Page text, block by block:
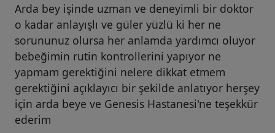
Arda bey işinde uzman ve deneyimli bir doktor
o kadar anlayışlı ve güler yüzlü ki her ne
sorununuz olursa her anlamda yardımcı oluyor
bebeğimin rutin kontrollerini yapıyor ne
yapmam gerektiğini nelere dikkat etmem
gerektiğini açıklayıcı bir şekilde anlatıyor herşey
için arda beye ve Genesis Hastanesi'ne teşekkür
ederim